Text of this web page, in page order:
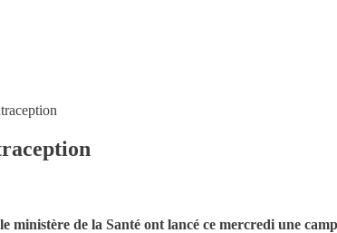
de la Santé ont lancé ce mercredi une